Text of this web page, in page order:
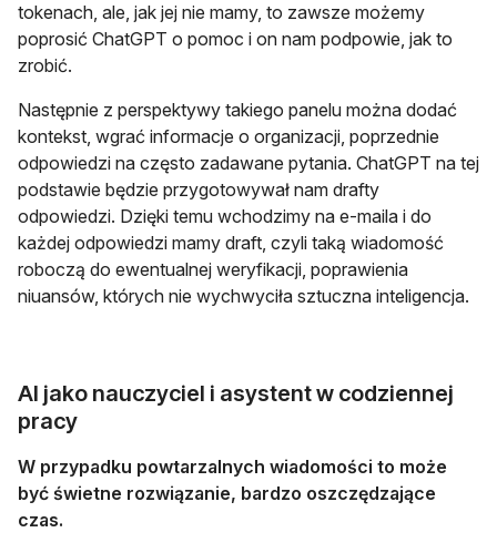
tokenach, ale, jak jej nie mamy, to zawsze możemy
poprosić ChatGPT o pomoc i on nam podpowie, jak to
zrobić.
Następnie z perspektywy takiego panelu można dodać
kontekst, wgrać informacje o organizacji, poprzednie
odpowiedzi na często zadawane pytania. ChatGPT na tej
podstawie będzie przygotowywał nam drafty
odpowiedzi. Dzięki temu wchodzimy na e-maila i do
każdej odpowiedzi mamy draft, czyli taką wiadomość
roboczą do ewentualnej weryfikacji, poprawienia
niuansów, których nie wychwyciła sztuczna inteligencja.
AI jako nauczyciel i asystent w codziennej
pracy
W przypadku powtarzalnych wiadomości to może
być świetne rozwiązanie, bardzo oszczędzające
czas.